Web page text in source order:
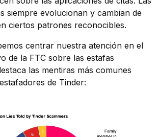
siempre evolucionan y cambian de
ciertos patrones reconocibles.
centrar nuestra atención en el
de la FTC sobre las estafas
las mentiras más comunes
de Tinder: